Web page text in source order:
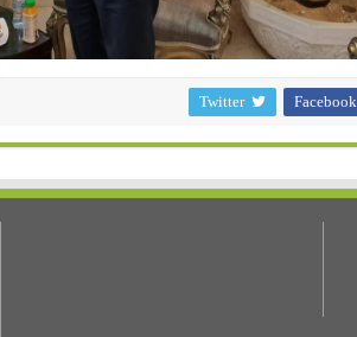
Facebook
Twitter